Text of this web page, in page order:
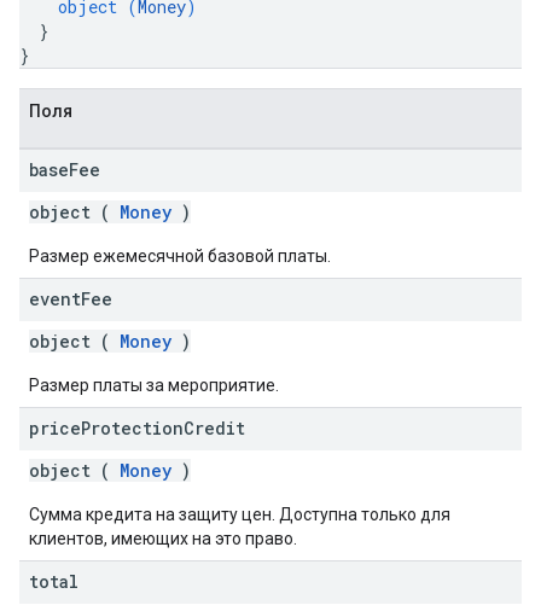
object ( Money)
}
}
Поля
baseFee
object ( Money )
Размер ежемесячной базовой платы.
eventFee
object ( Money )
Размер платы за мероприятие.
priceProtectionCredit
object ( Money )
Сумма кредита на защиту цен. Доступна только для
клиентов, имеющих на это право.
total